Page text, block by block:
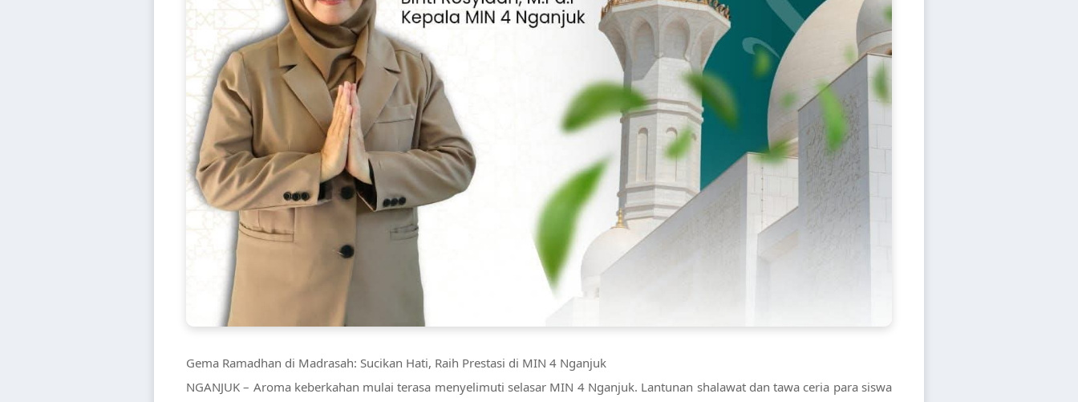
Gema Ramadhan di Madrasah: Sucikan Hati, Raih Prestasi di MIN 4 Nganjuk
NGANJUK – Aroma keberkahan mulai terasa menyelimuti selasar MIN 4 Nganjuk. Lantunan shalawat dan tawa ceria para siswa